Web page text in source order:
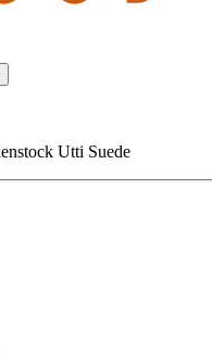
Utti Suede